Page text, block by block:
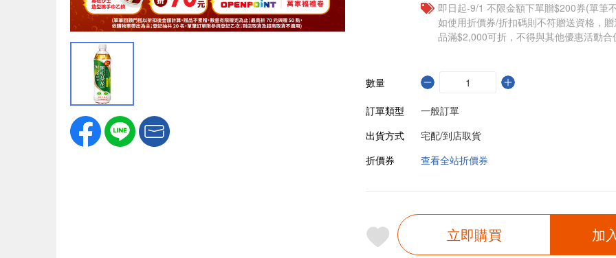
即日起-9/1 不限金額下單贈$200券(單筆
如使用折價券/折扣碼則不符贈送資格，
品滿$2,000可折，不得與其他優惠活動合
數量
訂單類型
一般訂單
出貨方式
宅配/到店取貨
折價券
查看全站折價券
立即購買 加